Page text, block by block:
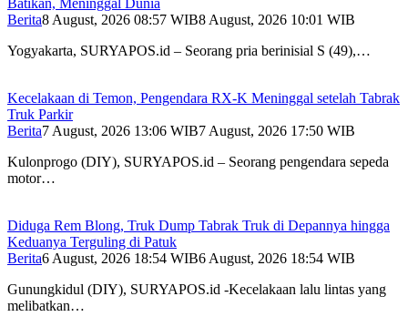
Batikan, Meninggal Dunia
Berita8 August, 2026 08:57 WIB8 August, 2026 10:01 WIB
Yogyakarta, SURYAPOS.id – Seorang pria berinisial S (49),…
Kecelakaan di Temon, Pengendara RX-K Meninggal setelah Tabrak
Truk Parkir
Berita7 August, 2026 13:06 WIB7 August, 2026 17:50 WIB
Kulonprogo (DIY), SURYAPOS.id – Seorang pengendara sepeda
motor…
Diduga Rem Blong, Truk Dump Tabrak Truk di Depannya hingga
Keduanya Terguling di Patuk
Berita6 August, 2026 18:54 WIB6 August, 2026 18:54 WIB
Gunungkidul (DIY), SURYAPOS.id -Kecelakaan lalu lintas yang
melibatkan…